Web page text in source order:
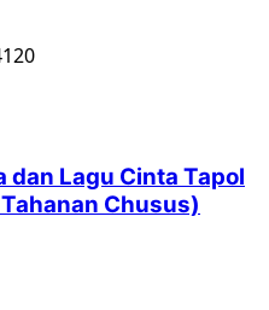
dan Lagu Cinta Tapol
Chusus)